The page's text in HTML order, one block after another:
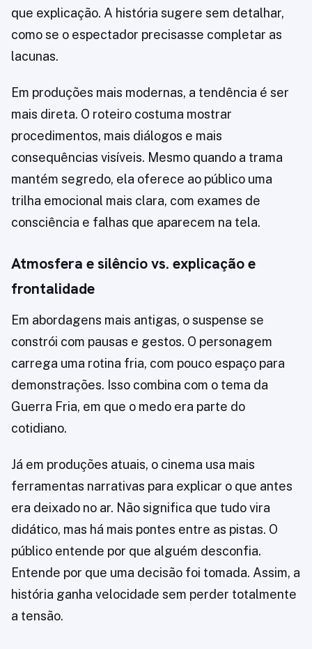
que explicação. A história sugere sem detalhar,
como se o espectador precisasse completar as
lacunas.
Em produções mais modernas, a tendência é ser
mais direta. O roteiro costuma mostrar
procedimentos, mais diálogos e mais
consequências visíveis. Mesmo quando a trama
mantém segredo, ela oferece ao público uma
trilha emocional mais clara, com exames de
consciência e falhas que aparecem na tela.
Atmosfera e silêncio vs. explicação e
frontalidade
Em abordagens mais antigas, o suspense se
constrói com pausas e gestos. O personagem
carrega uma rotina fria, com pouco espaço para
demonstrações. Isso combina com o tema da
Guerra Fria, em que o medo era parte do
cotidiano.
Já em produções atuais, o cinema usa mais
ferramentas narrativas para explicar o que antes
era deixado no ar. Não significa que tudo vira
didático, mas há mais pontes entre as pistas. O
público entende por que alguém desconfia.
Entende por que uma decisão foi tomada. Assim, a
história ganha velocidade sem perder totalmente
a tensão.